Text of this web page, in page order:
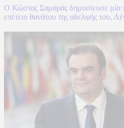
Ο Κώστας Σαμαράς δημοσίευσε μία
επέτειο θανάτου της αδελφής του,